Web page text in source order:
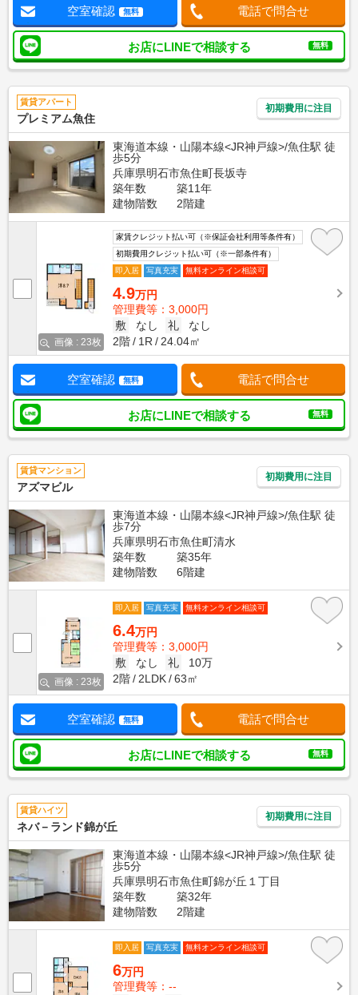
空室確認 無料 電話で問合せ
お店にLINEで相談する 無料
賃貸アパート
プレミアム魚住
初期費用に注目
東海道本線・山陽本線<JR神戸線>/魚住駅 徒
歩5分
兵庫県明石市魚住町長坂寺
築年数
築11年
建物階数
2階建
画像 : 23枚
家賃クレジット払い可（※保証会社利用等条件有）
初期費用クレジット払い可（※一部条件有）
即入居
写真充実 無料オンライン相談可
4.9万円
管理費等：3,000円
敷
なし 礼
なし
2階
1R 24.04㎡
空室確認 無料 電話で問合せ
お店にLINEで相談する 無料
賃貸マンション
アズマビル
初期費用に注目
東海道本線・山陽本線<JR神戸線>/魚住駅 徒
歩7分
兵庫県明石市魚住町清水
築年数
築35年
建物階数
6階建
画像 : 23枚
即入居 写真充実 無料オンライン相談可
6.4万円
管理費等：3,000円
敷
なし 礼
10万
2階
2LDK 63㎡
空室確認 無料 電話で問合せ
お店にLINEで相談する 無料
賃貸ハイツ
ネバ－ランド錦が丘
初期費用に注目
東海道本線・山陽本線<JR神戸線>/魚住駅 徒
歩5分
兵庫県明石市魚住町錦が丘１丁目
築年数
築32年
建物階数
2階建
即入居 写真充実 無料オンライン相談可
6万円
管理費等：--